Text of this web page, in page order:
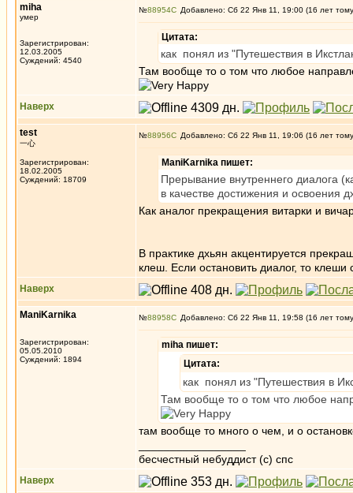
miha
умер
Зарегистрирован:
12.03.2005
Суждений: 4540
№88954 Добавлено: Сб 22 Янв 11, 19:00 (16 лет
Цитата:
как понял из "Путешествия в
Там вообще то о том что любое
Наверх
test
一心
Зарегистрирован:
18.02.2005
Суждений: 18709
№88956 Добавлено: Сб 22 Янв 11, 19:06 (16 лет
ManiKarnika пишет:
Прерывание внутреннего диалога
в качестве достижения и освоения
Как аналог прекращения витарки и
В практике дхьян акцентируется
клеш. Если остановить диалог, то
Наверх
ManiKarnika
Зарегистрирован:
05.05.2010
Суждений: 1894
№88958 Добавлено: Сб 22 Янв 11, 19:58 (16 лет
miha пишет:
Цитата:
как понял из "Путешествия в
Там вообще то о том что любое
там вообще то много о чем, и о
бесчестный небуддист (с) спс
Наверх